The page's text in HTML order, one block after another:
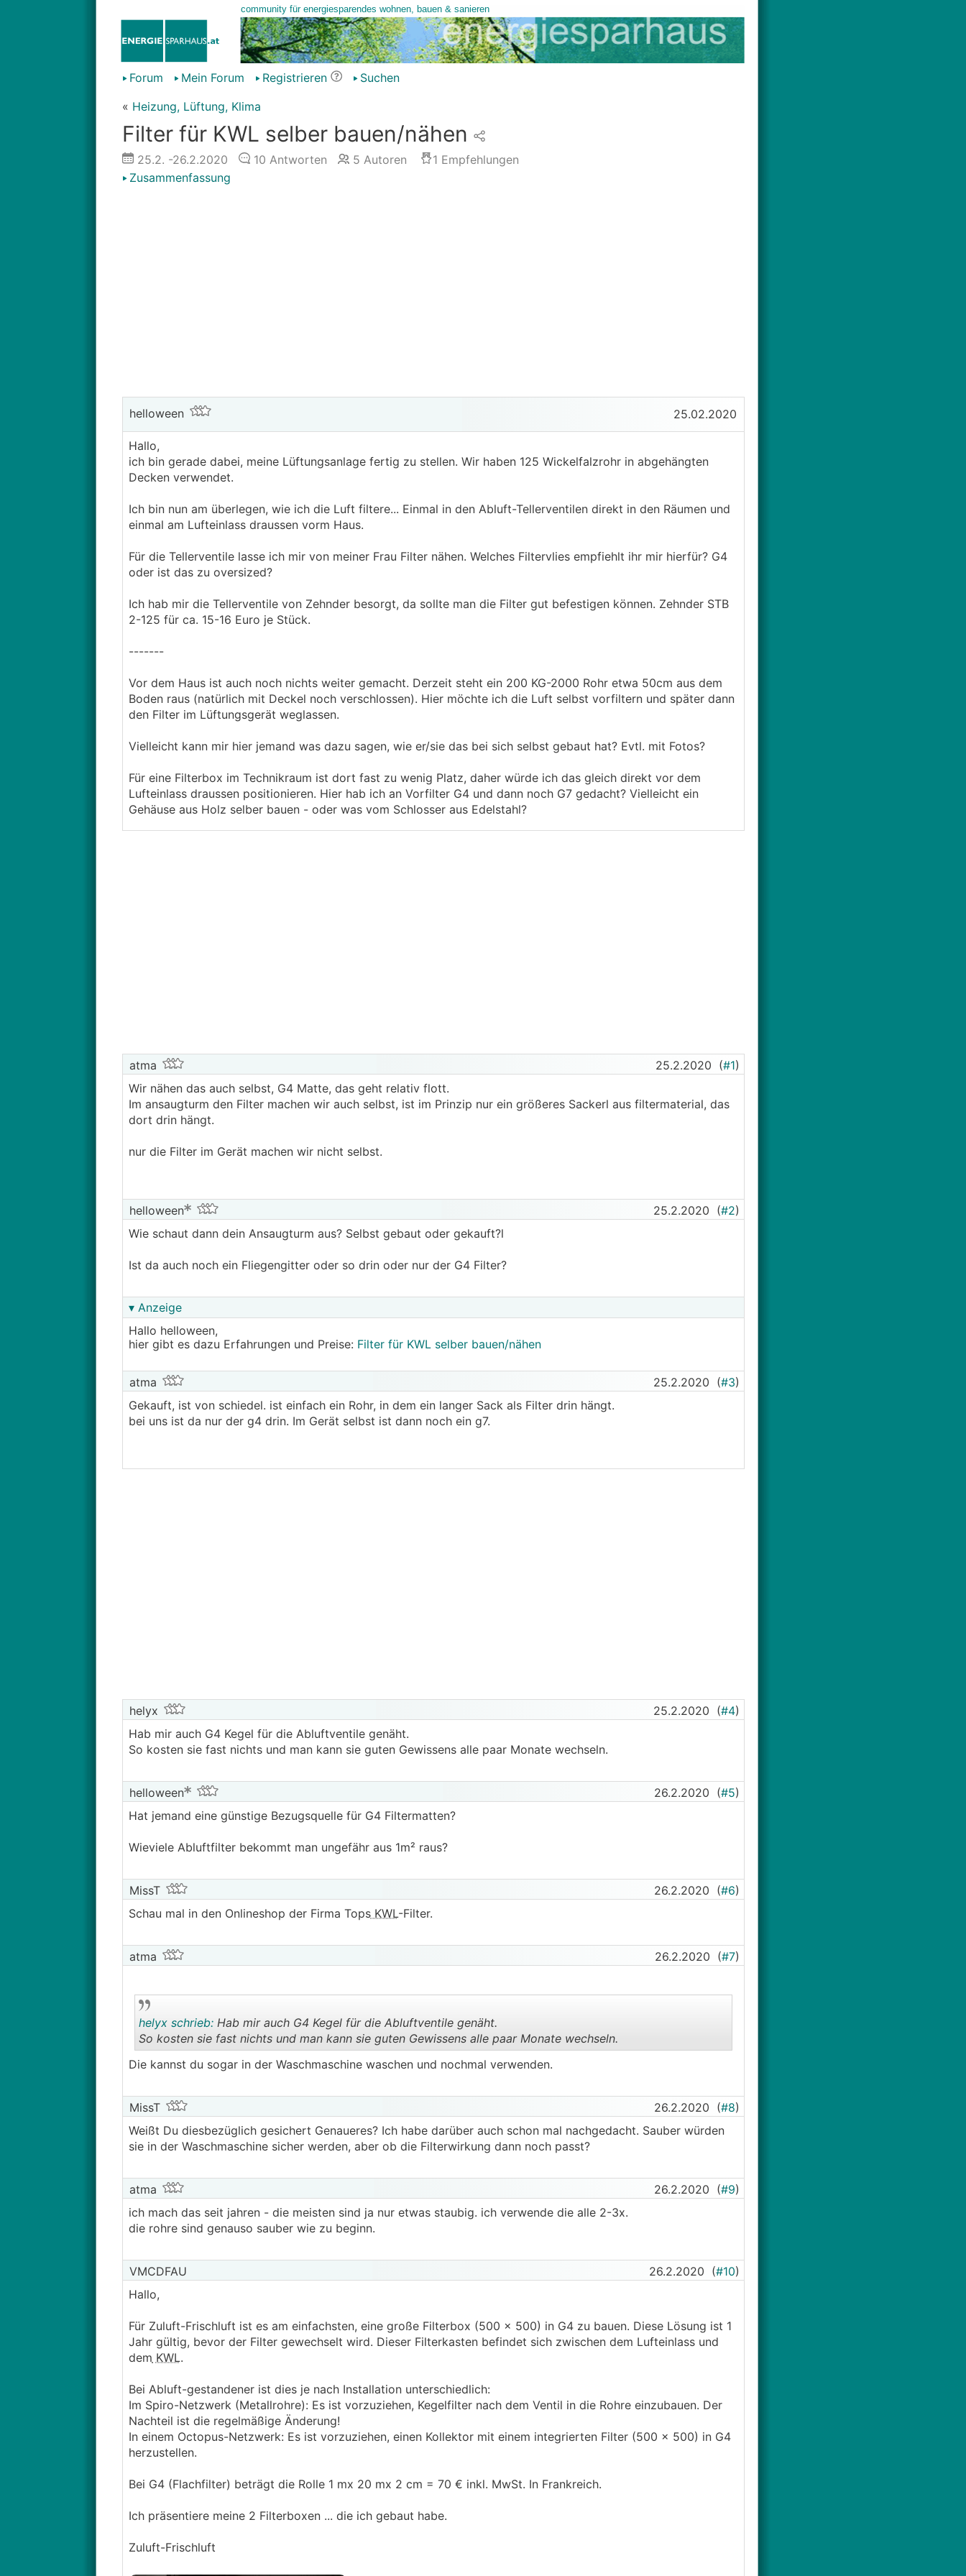
Forum Mein Forum Registrieren
Suchen
« Heizung, Lüftung, Klima
Filter für KWL selber bauen/nähen
25.2. -26.2.2020 10 Antworten 5 Autoren 1 Empfehlungen
Zusammenfassung
helloween 25.02.2020
Hallo,
ich bin gerade dabei, meine Lüftungsanlage fertig zu stellen. Wir haben 125 Wickelfalzrohr in abgehängten
Decken verwendet.
Ich bin nun am überlegen, wie ich die Luft filtere... Einmal in den Abluft-Tellerventilen direkt in den Räumen und
einmal am Lufteinlass draussen vorm Haus.
Für die Tellerventile lasse ich mir von meiner Frau Filter nähen. Welches Filtervlies empfiehlt ihr mir hierfür? G4
oder ist das zu oversized?
Ich hab mir die Tellerventile von Zehnder besorgt, da sollte man die Filter gut befestigen können. Zehnder STB
2-125 für ca. 15-16 Euro je Stück.
-------
Vor dem Haus ist auch noch nichts weiter gemacht. Derzeit steht ein 200 KG-2000 Rohr etwa 50cm aus dem
Boden raus (natürlich mit Deckel noch verschlossen). Hier möchte ich die Luft selbst vorfiltern und später dann
den Filter im Lüftungsgerät weglassen.
Vielleicht kann mir hier jemand was dazu sagen, wie er/sie das bei sich selbst gebaut hat? Evtl. mit Fotos?
Für eine Filterbox im Technikraum ist dort fast zu wenig Platz, daher würde ich das gleich direkt vor dem
Lufteinlass draussen positionieren. Hier hab ich an Vorfilter G4 und dann noch G7 gedacht? Vielleicht ein
Gehäuse aus Holz selber bauen - oder was vom Schlosser aus Edelstahl?
atma 25.2.2020 (#1)
Wir nähen das auch selbst, G4 Matte, das geht relativ flott.
Im ansaugturm den Filter machen wir auch selbst, ist im Prinzip nur ein größeres Sackerl aus filtermaterial, das
dort drin hängt.
nur die Filter im Gerät machen wir nicht selbst.
helloween 25.2.2020 (#2)
Wie schaut dann dein Ansaugturm aus? Selbst gebaut oder gekauft?l
Ist da auch noch ein Fliegengitter oder so drin oder nur der G4 Filter?
▾ Anzeige
Hallo helloween,
hier gibt es dazu Erfahrungen und Preise: Filter für KWL selber bauen/nähen
atma 25.2.2020 (#3)
Gekauft, ist von schiedel. ist einfach ein Rohr, in dem ein langer Sack als Filter drin hängt.
bei uns ist da nur der g4 drin. Im Gerät selbst ist dann noch ein g7.
helyx 25.2.2020 (#4)
Hab mir auch G4 Kegel für die Abluftventile genäht.
So kosten sie fast nichts und man kann sie guten Gewissens alle paar Monate wechseln.
helloween 26.2.2020 (#5)
Hat jemand eine günstige Bezugsquelle für G4 Filtermatten?
Wieviele Abluftfilter bekommt man ungefähr aus 1m² raus?
MissT 26.2.2020 (#6)
Schau mal in den Onlineshop der Firma TopsKWL-Filter.
atma 26.2.2020 (#7)
helyx schrieb:Hab mir auch G4 Kegel für die Abluftventile genäht.
So kosten sie fast nichts und man kann sie guten Gewissens alle paar Monate wechseln.
Die kannst du sogar in der Waschmaschine waschen und nochmal verwenden.
MissT 26.2.2020 (#8)
Weißt Du diesbezüglich gesichert Genaueres? Ich habe darüber auch schon mal nachgedacht. Sauber würden
sie in der Waschmaschine sicher werden, aber ob die Filterwirkung dann noch passt?
atma 26.2.2020 (#9)
ich mach das seit jahren - die meisten sind ja nur etwas staubig. ich verwende die alle 2-3x.
die rohre sind genauso sauber wie zu beginn.
VMCDFAU 26.2.2020 (#10)
Hallo,
Für Zuluft-Frischluft ist es am einfachsten, eine große Filterbox (500 x 500) in G4 zu bauen. Diese Lösung ist 1
Jahr gültig, bevor der Filter gewechselt wird. Dieser Filterkasten befindet sich zwischen dem Lufteinlass und
dem KWL.
Bei Abluft-gestandener ist dies je nach Installation unterschiedlich:
Im Spiro-Netzwerk (Metallrohre): Es ist vorzuziehen, Kegelfilter nach dem Ventil in die Rohre einzubauen. Der
Nachteil ist die regelmäßige Änderung!
In einem Octopus-Netzwerk: Es ist vorzuziehen, einen Kollektor mit einem integrierten Filter (500 x 500) in G4
herzustellen.
Bei G4 (Flachfilter) beträgt die Rolle 1 mx 20 mx 2 cm = 70 € inkl. MwSt. In Frankreich.
Ich präsentiere meine 2 Filterboxen ... die ich gebaut habe.
Zuluft-Frischluft